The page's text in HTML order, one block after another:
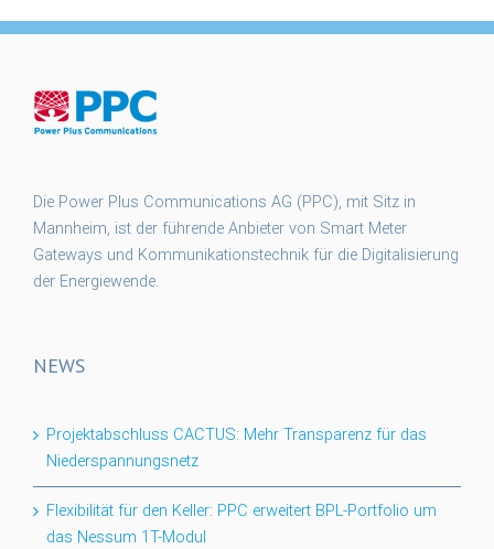
Die Power Plus Communications AG (PPC), mit Sitz in
Mannheim, ist der führende Anbieter von Smart Meter
Gateways und Kommunikationstechnik für die Digitalisierung
der Energiewende.
NEWS
Projektabschluss CACTUS: Mehr Transparenz für das
Niederspannungsnetz
Flexibilität für den Keller: PPC erweitert BPL-Portfolio um
das Nessum 1T-Modul